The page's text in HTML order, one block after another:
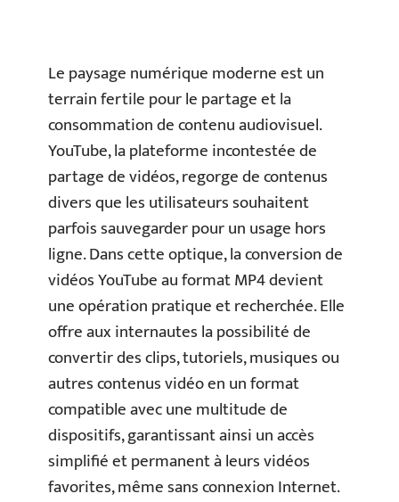
Le paysage numérique moderne est un
terrain fertile pour le partage et la
consommation de contenu audiovisuel.
YouTube, la plateforme incontestée de
partage de vidéos, regorge de contenus
divers que les utilisateurs souhaitent
parfois sauvegarder pour un usage hors
ligne. Dans cette optique, la conversion de
vidéos YouTube au format MP4 devient
une opération pratique et recherchée. Elle
offre aux internautes la possibilité de
convertir des clips, tutoriels, musiques ou
autres contenus vidéo en un format
compatible avec une multitude de
dispositifs, garantissant ainsi un accès
simplifié et permanent à leurs vidéos
favorites, même sans connexion Internet.